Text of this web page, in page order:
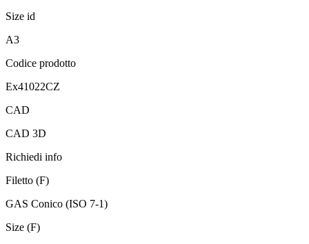
Size id
A3
Codice prodotto
Ex41022CZ
CAD
CAD 3D
Richiedi info
Filetto (F)
GAS Conico (ISO 7-1)
Size (F)